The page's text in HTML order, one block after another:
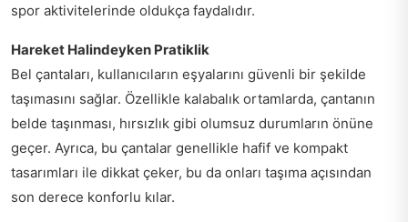
spor aktivitelerinde oldukça faydalıdır.
Hareket Halindeyken Pratiklik
Bel çantaları, kullanıcıların eşyalarını güvenli bir şekilde
taşımasını sağlar. Özellikle kalabalık ortamlarda, çantanın
belde taşınması, hırsızlık gibi olumsuz durumların önüne
geçer. Ayrıca, bu çantalar genellikle hafif ve kompakt
tasarımları ile dikkat çeker, bu da onları taşıma açısından
son derece konforlu kılar.